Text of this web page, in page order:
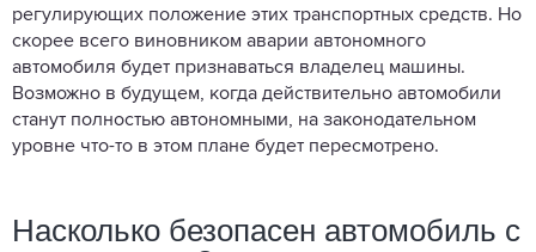
регулирующих положение этих транспортных средств. Но
скорее всего виновником аварии автономного
автомобиля будет признаваться владелец машины.
Возможно в будущем, когда действительно автомобили
станут полностью автономными, на законодательном
уровне что-то в этом плане будет пересмотрено.
Насколько безопасен автомобиль с